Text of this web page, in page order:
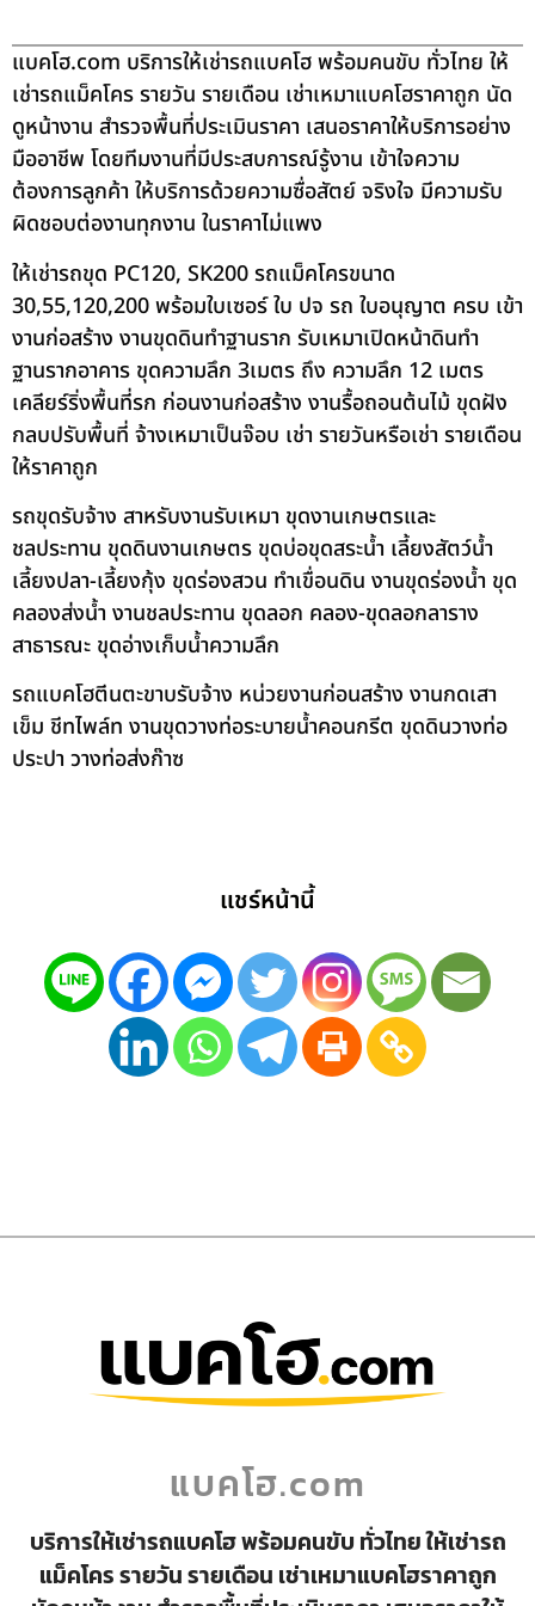
แบคโฮ.com บริการให้เช่ารถแบคโฮ พร้อมคนขับ ทั่วไทย ให้
เช่ารถแม็คโคร รายวัน รายเดือน เช่าเหมาแบคโฮราคาถูก นัด
ดูหน้างาน สำรวจพื้นที่ประเมินราคา เสนอราคาให้บริการอย่าง
มืออาชีพ โดยทีมงานที่มีประสบการณ์รู้งาน เข้าใจความ
ต้องการลูกค้า ให้บริการด้วยความซื่อสัตย์ จริงใจ มีความรับ
ผิดชอบต่องานทุกงาน ในราคาไม่แพง
ให้เช่ารถขุด PC120, SK200 รถแม็คโครขนาด
30,55,120,200 พร้อมใบเซอร์ ใบ ปจ รถ ใบอนุญาต ครบ เข้า
งานก่อสร้าง งานขุดดินทำฐานราก รับเหมาเปิดหน้าดินทำ
ฐานรากอาคาร ขุดความลึก 3เมตร ถึง ความลึก 12 เมตร
เคลียร์ริ่งพื้นที่รก ก่อนงานก่อสร้าง งานรื้อถอนต้นไม้ ขุดฝัง
กลบปรับพื้นที่ จ้างเหมาเป็นจ๊อบ เช่า รายวันหรือเช่า รายเดือน
ให้ราคาถูก
รถขุดรับจ้าง สาหรับงานรับเหมา ขุดงานเกษตรและ
ชลประทาน ขุดดินงานเกษตร ขุดบ่อขุดสระน้ำ เลี้ยงสัตว์น้ำ
เลี้ยงปลา-เลี้ยงกุ้ง ขุดร่องสวน ทำเขื่อนดิน งานขุดร่องน้ำ ขุด
คลองส่งน้ำ งานชลประทาน ขุดลอก คลอง-ขุดลอกลาราง
สาธารณะ ขุดอ่างเก็บน้ำความลึก
รถแบคโฮตีนตะขาบรับจ้าง หน่วยงานก่อนสร้าง งานกดเสา
เข็ม ชีทไพล์ท งานขุดวางท่อระบายน้ำคอนกรีต ขุดดินวางท่อ
ประปา วางท่อส่งก๊าซ
แชร์หน้านี้
แบคโฮ.com
บริการให้เช่ารถแบคโฮ พร้อมคนขับ ทั่วไทย ให้เช่ารถ
แม็คโคร รายวัน รายเดือน เช่าเหมาแบคโฮราคาถูก